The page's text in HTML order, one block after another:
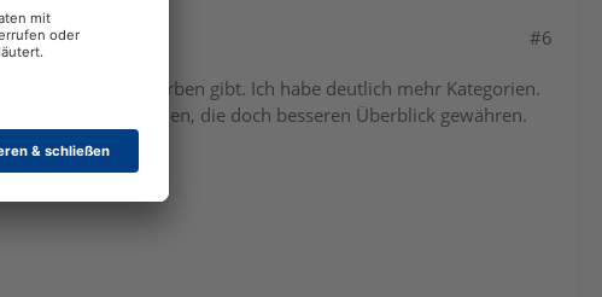
#6
wenn es nur 5 Farben gibt. Ich habe deutlich mehr Kategorien.
zu sehen, die doch besseren Überblick gewähren.